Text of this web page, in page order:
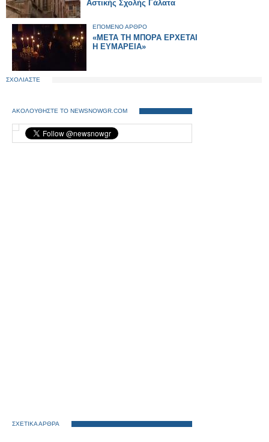
Αστικής Σχολής Γάλατα
ΕΠΟΜΕΝΟ ΑΡΘΡΟ
«ΜΕΤΑ ΤΗ ΜΠΟΡΑ ΕΡΧΕΤΑΙ
Η ΕΥΜΑΡΕΙΑ»
ΣΧΟΛΙΑΣΤΕ
ΑΚΟΛΟΥΘΗΣΤΕ ΤΟ NEWSNOWGR.COM
ΣΧΕΤΙΚΑ ΑΡΘΡΑ